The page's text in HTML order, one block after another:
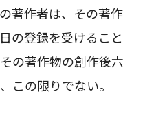
著作者は、その著作
の登録を受けること
の著作物の創作後六
この限りでない。